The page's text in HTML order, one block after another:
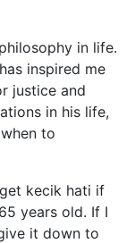
in life.
inspired me
justice and
in his life,
to
kecik hati if
years old. If I
it down to